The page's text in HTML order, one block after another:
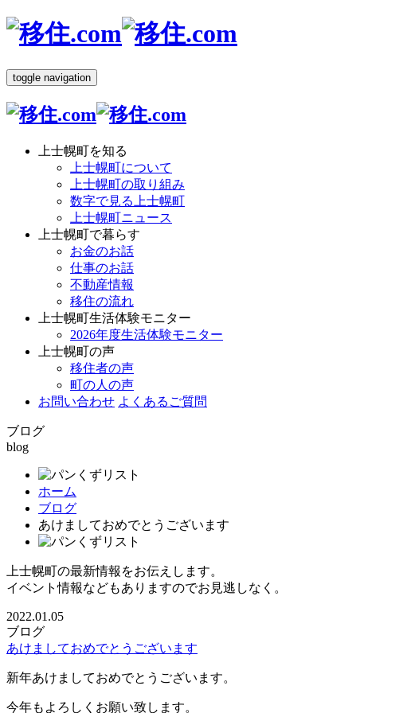
toggle navigation
上士幌町を知る
上士幌町について
上士幌町の取り組み
数字で見る上士幌町
上士幌町ニュース
上士幌町で暮らす
お金のお話
仕事のお話
不動産情報
移住の流れ
上士幌町生活体験モニター
2026年度生活体験モニター
上士幌町の声
移住者の声
町の人の声
お問い合わせ よくあるご質問
ブログ
blog
ホーム
ブログ
あけましておめでとうございます
上士幌町の最新情報をお伝えします。
イベント情報などもありますのでお見逃しなく。
2022.01.05
ブログ
あけましておめでとうございます
新年あけましておめでとうございます。
今年もよろしくお願い致します。